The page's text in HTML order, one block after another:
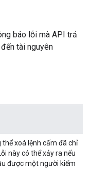
báo lỗi mà API trả
tài nguyên
thể xoá lệnh cấm đã chỉ
này có thể xảy ra nếu
được một người kiểm